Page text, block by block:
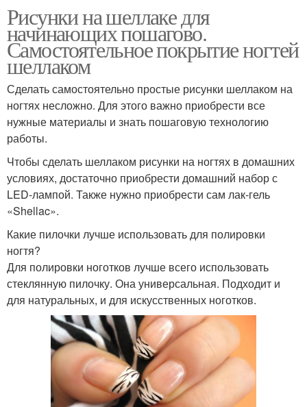
Рисунки на шеллаке для
начинающих пошагово.
Самостоятельное покрытие ногтей
шеллаком
Сделать самостоятельно простые рисунки шеллаком на
ногтях несложно. Для этого важно приобрести все
нужные материалы и знать пошаговую технологию
работы.
Чтобы сделать шеллаком рисунки на ногтях в домашних
условиях, достаточно приобрести домашний набор с
LED-лампой. Также нужно приобрести сам лак-гель
«Shellac».
Какие пилочки лучше использовать для полировки
ногтя?
Для полировки ноготков лучше всего использовать
стеклянную пилочку. Она универсальная. Подходит и
для натуральных, и для искусственных ноготков.